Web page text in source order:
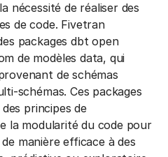
nécessité de réaliser des
de code. Fivetran
packages dbt open
de modèles data, qui
de schémas
schémas. Ces packages
principes de
la modularité du code pour
manière efficace à des